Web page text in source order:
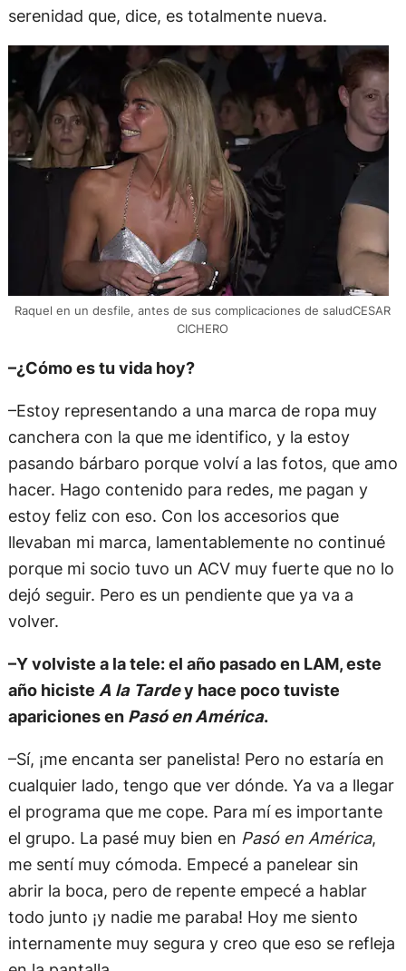
serenidad que, dice, es totalmente nueva.
Raquel en un desfile, antes de sus complicaciones de saludCESAR
CICHERO
–¿Cómo es tu vida hoy?
–Estoy representando a una marca de ropa muy
canchera con la que me identifico, y la estoy
pasando bárbaro porque volví a las fotos, que amo
hacer. Hago contenido para redes, me pagan y
estoy feliz con eso. Con los accesorios que
llevaban mi marca, lamentablemente no continué
porque mi socio tuvo un ACV muy fuerte que no lo
dejó seguir. Pero es un pendiente que ya va a
volver.
–Y volviste a la tele: el año pasado en LAM, este
año hiciste A la Tardey hace poco tuviste
apariciones enPasó en América.
–Sí, ¡me encanta ser panelista! Pero no estaría en
cualquier lado, tengo que ver dónde. Ya va a llegar
el programa que me cope. Para mí es importante
el grupo. La pasé muy bien en Pasó en América,
me sentí muy cómoda. Empecé a panelear sin
abrir la boca, pero de repente empecé a hablar
todo junto ¡y nadie me paraba! Hoy me siento
internamente muy segura y creo que eso se refleja